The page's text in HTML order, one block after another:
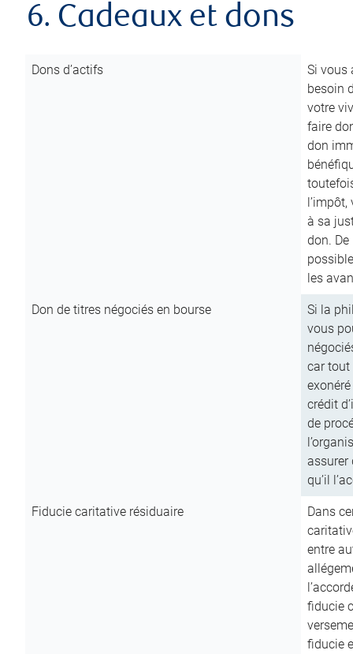
6. Cadeaux et dons
Dons d’actifs
Si vous
besoin
votre
faire
don
à sa
don.
les
Don de titres négociés en bourse
Si la
vous
car tout
crédit
de
assurer
qu’il
Fiducie caritative résiduaire
Dans
entre
fiducie
fiducie